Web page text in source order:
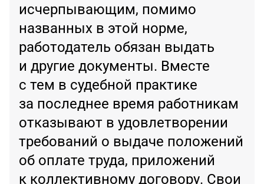
исчерпывающим, помимо
названных в этой норме,
работодатель обязан выдать
и другие документы. Вместе
с тем в судебной практике
за последнее время работникам
отказывают в удовлетворении
требований о выдаче положений
об оплате труда, приложений
к коллективному договору. Свои